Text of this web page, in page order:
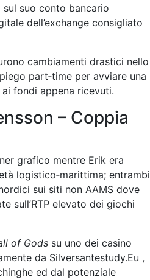
suo conto bancario
dell’exchange consigliato
cambiamenti drastici nello
part‑time per avviare una
fondi appena ricevuti.
– Coppia
grafico mentre Erik era
logistico‑marittima; entrambi
sui siti non AAMS dove
sull’RTP elevato dei giochi
of Gods su uno dei casino
da Silversantestudy.Eu ,
ed dal potenziale